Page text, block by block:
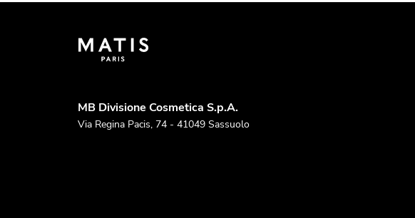
MB Divisione Cosmetica S.p.A.
Via Regina Pacis, 74 - 41049 Sassuolo